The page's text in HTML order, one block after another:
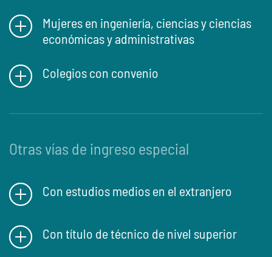
Mujeres en ingeniería, ciencias y ciencias
económicas y administrativas
Colegios con convenio
Otras vías de ingreso especial
Con estudios medios en el extranjero
Con título de técnico de nivel superior